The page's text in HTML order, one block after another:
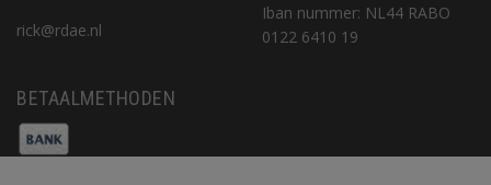
rick@rdae.nl
Iban nummer: NL44 RABO
0122 6410 19
BETAALMETHODEN